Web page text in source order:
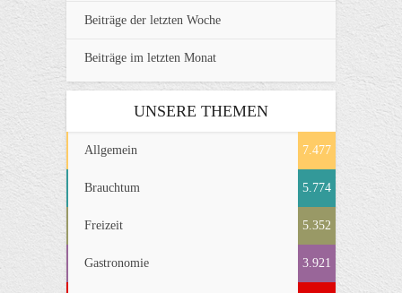
Beiträge der letzten Woche
Beiträge im letzten Monat
UNSERE THEMEN
Allgemein 7.477
Brauchtum 5.774
Freizeit 5.352
Gastronomie 3.921